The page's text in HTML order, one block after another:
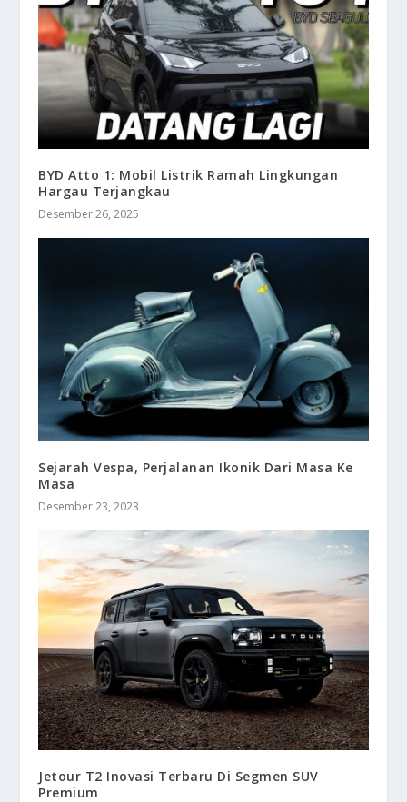
BYD Atto 1: Mobil Listrik Ramah Lingkungan
Hargau Terjangkau
Desember 26, 2025
Sejarah Vespa, Perjalanan Ikonik Dari Masa Ke
Masa
Desember 23, 2023
Jetour T2 Inovasi Terbaru Di Segmen SUV
Premium